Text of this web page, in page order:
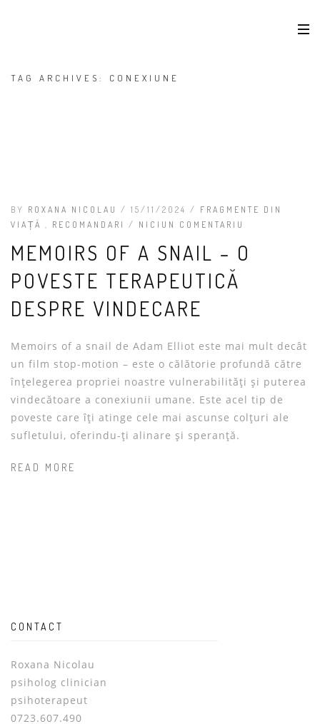
TAG ARCHIVES: CONEXIUNE
BY ROXANA NICOLAU / 15/11/2024 / FRAGMENTE DIN
VIAȚĂ , RECOMANDARI / NICIUN COMENTARIU
MEMOIRS OF A SNAIL – O
POVESTE TERAPEUTICĂ
DESPRE VINDECARE
Memoirs of a snail de Adam Elliot este mai mult decât
un film stop-motion – este o călătorie profundă către
înțelegerea propriei noastre vulnerabilități și puterea
vindecătoare a conexiunii umane. Este acel tip de
poveste care îți atinge cele mai ascunse colțuri ale
sufletului, oferindu-ți alinare și speranță.
READ MORE
CONTACT
Roxana Nicolau
psiholog clinician
psihoterapeut
0723.607.490